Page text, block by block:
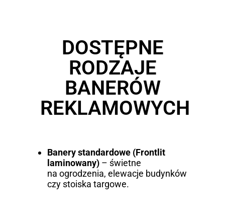
DOSTĘPNE
RODZAJE
BANERÓW
REKLAMOWYCH
Banery standardowe (Frontlit
laminowany)– świetne
na ogrodzenia, elewacje budynków
czy stoiska targowe.